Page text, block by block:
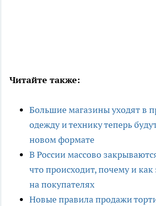
Читайте также:
Большие магазины уходят в
одежду и технику теперь
новом формате
В России массово
что происходит, почему и как
на покупателях
Новые правила продажи